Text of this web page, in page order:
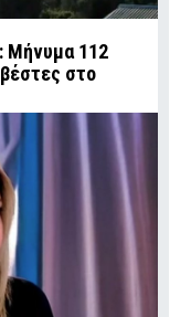
Μήνυμα 112
στο